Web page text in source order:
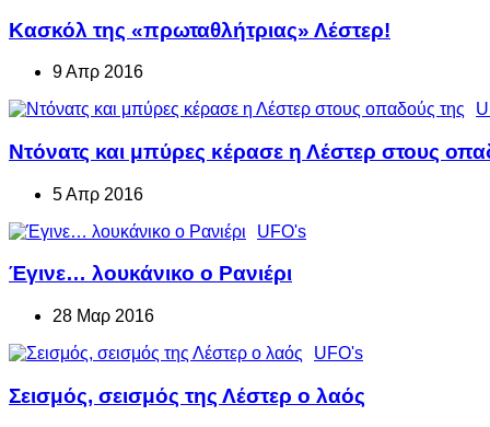
Κασκόλ της «πρωταθλήτριας» Λέστερ!
9 Απρ 2016
Ντόνατς και μπύρες κέρασε η Λέστερ στους
5 Απρ 2016
UFO's
Έγινε… λουκάνικο ο Ρανιέρι
28 Μαρ 2016
UFO's
Σεισμός, σεισμός της Λέστερ ο λαός